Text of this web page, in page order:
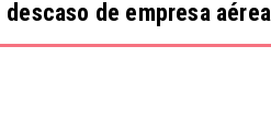
descaso de empresa aérea